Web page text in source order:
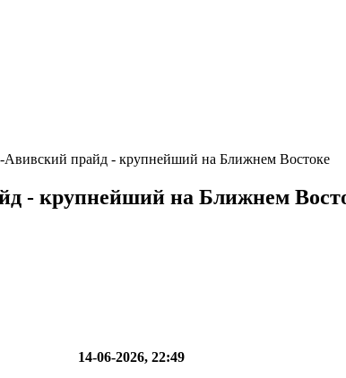
Авивский прайд - крупнейший на Ближнем Востоке
- крупнейший на Ближнем
14-06-2026, 22:49